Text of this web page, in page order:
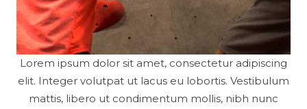
Lorem ipsum dolor sit amet, consectetur adipiscing
elit. Integer volutpat ut lacus eu lobortis. Vestibulum
mattis, libero ut condimentum mollis, nibh nunc